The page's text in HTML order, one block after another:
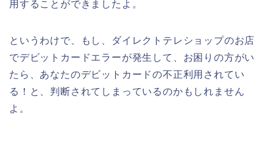
用することができましたよ。
というわけで、もし、ダイレクトテレショップのお店
でデビットカードエラーが発生して、お困りの方がい
たら、あなたのデビットカードの不正利用されてい
る！と、判断されてしまっているのかもしれません
よ。